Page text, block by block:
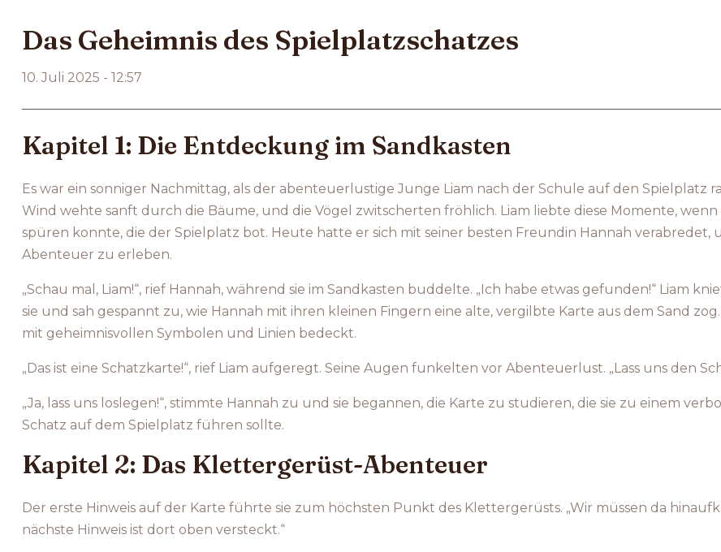
Das Geheimnis des Spielplatzschatzes
10. Juli 2025 - 12:57
Kapitel 1: Die Entdeckung im Sandkasten
Es war ein sonniger Nachmittag, als der abenteuerlustige Junge Liam nach der Schule auf den Spielplatz
Wind wehte sanft durch die Bäume, und die Vögel zwitscherten fröhlich. Liam liebte diese Momente, wenn
spüren konnte, die der Spielplatz bot. Heute hatte er sich mit seiner besten Freundin Hannah verabredet,
Abenteuer zu erleben.
„Schau mal, Liam!“, rief Hannah, während sie im Sandkasten buddelte. „Ich habe etwas gefunden!“ Liam
sie und sah gespannt zu, wie Hannah mit ihren kleinen Fingern eine alte, vergilbte Karte aus dem Sand
mit geheimnisvollen Symbolen und Linien bedeckt.
„Das ist eine Schatzkarte!“, rief Liam aufgeregt. Seine Augen funkelten vor Abenteuerlust. „Lass uns den
„Ja, lass uns loslegen!“, stimmte Hannah zu und sie begannen, die Karte zu studieren, die sie zu einem
Schatz auf dem Spielplatz führen sollte.
Kapitel 2: Das Klettergerüst-Abenteuer
Der erste Hinweis auf der Karte führte sie zum höchsten Punkt des Klettergerüsts. „Wir müssen da
nächste Hinweis ist dort oben versteckt.“